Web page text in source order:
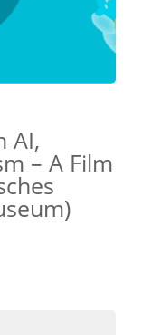
AI,
– A Film